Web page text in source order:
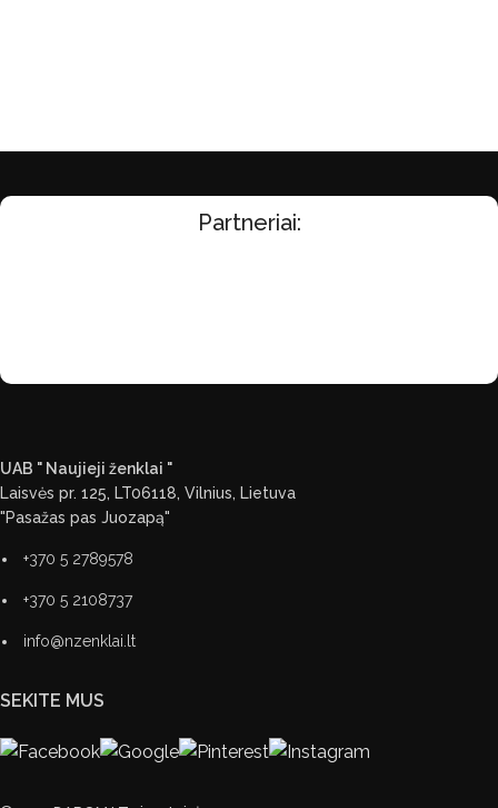
Partneriai:
UAB " Naujieji ženklai "
Laisvės pr. 125, LT06118, Vilnius, Lietuva
"Pasažas pas Juozapą"
+370 5 2789578
+370 5 2108737
info@nzenklai.lt
SEKITE MUS